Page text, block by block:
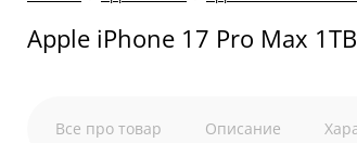
Apple iPhone 17 Pro Max
Все про товар Описание